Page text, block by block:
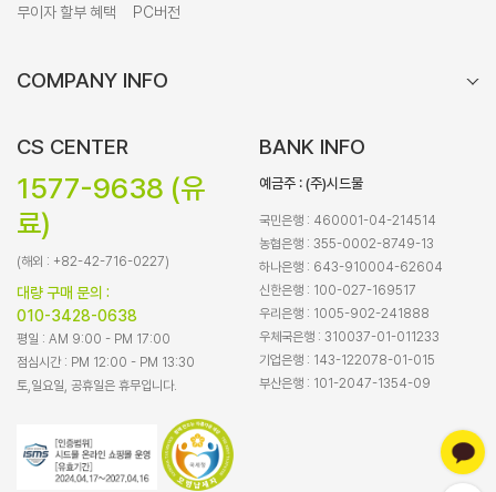
무이자 할부 혜택
PC버전
COMPANY INFO
CS CENTER
1577-9638 (유
료)
(해외 : +82-42-716-0227)
대량 구매 문의 :
010-3428-0638
평일 : AM 9:00 - PM 17:00
점심시간 : PM 12:00 - PM 13:30
토,일요일, 공휴일은 휴무입니다.
BANK INFO
예금주 : (주)시드물
국민은행 : 460001-04-214514
농협은행 : 355-0002-8749-13
하나은행 : 643-910004-62604
신한은행 : 100-027-169517
우리은행 : 1005-902-241888
우체국은행 : 310037-01-011233
기업은행 : 143-122078-01-015
부산은행 : 101-2047-1354-09